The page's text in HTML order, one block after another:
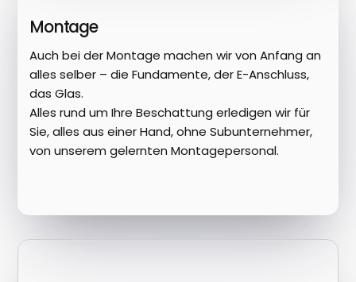
Montage
Auch bei der Montage machen wir von Anfang an
alles selber – die Fundamente, der E-Anschluss,
das Glas.
Alles rund um Ihre Beschattung erledigen wir für
Sie, alles aus einer Hand, ohne Subunternehmer,
von unserem gelernten Montagepersonal.